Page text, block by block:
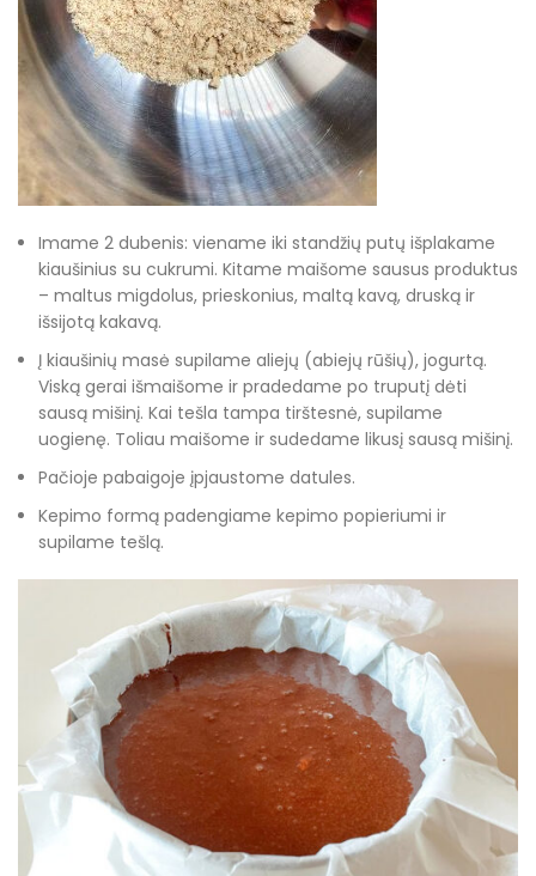
Imame 2 dubenis: viename iki standžių putų išplakame
kiaušinius su cukrumi. Kitame maišome sausus produktus
– maltus migdolus, prieskonius, maltą kavą, druską ir
išsijotą kakavą.
Į kiaušinių masė supilame aliejų (abiejų rūšių), jogurtą.
Viską gerai išmaišome ir pradedame po truputį dėti
sausą mišinį. Kai tešla tampa tirštesnė, supilame
uogienę. Toliau maišome ir sudedame likusį sausą mišinį.
Pačioje pabaigoje įpjaustome datules.
Kepimo formą padengiame kepimo popieriumi ir
supilame tešlą.